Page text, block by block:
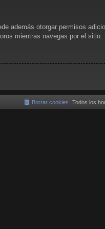
además otorgar permisos
mientras navegas por el sitio.
Todos los
Borrar cookies